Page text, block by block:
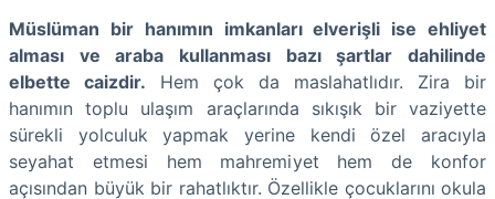
Müslüman bir hanımın imkanları elverişli ise ehliyet
alması ve araba kullanması bazı şartlar dahilinde
elbette caizdir. Hem çok da maslahatlıdır. Zira bir
hanımın toplu ulaşım araçlarında sıkışık bir vaziyette
sürekli yolculuk yapmak yerine kendi özel aracıyla
seyahat etmesi hem mahremiyet hem de konfor
açısından büyük bir rahatlıktır. Özellikle çocuklarını okula